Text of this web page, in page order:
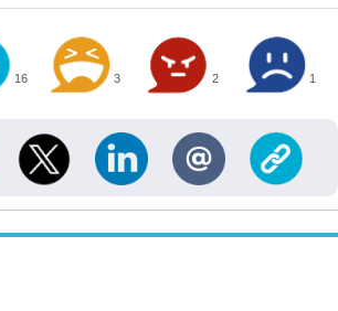
16 3 2 1